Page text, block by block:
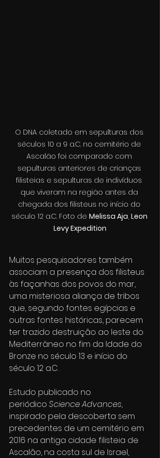
O DNA coletado em sepulturas dos
séculos 10 a 9 a.C. no cemitério de
Ascalão foi comparado com
sepulturas anteriores de crianças
filisteias e sepulturas de indivíduos
que viveram na região antes da
chegada dos filisteus no início do
século 12 a.C. Foto de Melissa Aja, Leon
Levy Expedition
Muitos pesquisadores também
associam a presença dos filisteus
às façanhas dos povos do mar,
uma misteriosa aliança de tribos
que, segundo fontes egípcias e
outras fontes históricas, parecem
ter trazido destruição ao leste do
Mediterrâneo no fim da Idade do
Bronze no século 13 e início do
século 12 a.C.
Estudo publicado no
periódico Science Advances,
inspirado pela descoberta sem
precedentes de um cemitério em
2016 na antiga cidade filisteia de
Ascalão, na costa sul de Israel,